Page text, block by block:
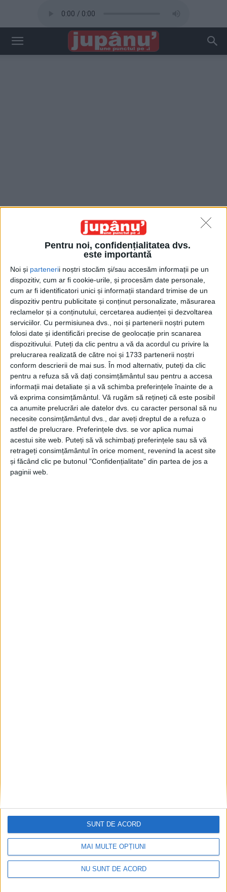
Pentru noi, confidențialitatea dvs.
este importantă
Noi și partenerii noștri stocăm și/sau accesăm informații pe un
dispozitiv, cum ar fi cookie-urile, și procesăm date personale,
cum ar fi identificatori unici și informații standard trimise de un
dispozitiv pentru publicitate și conținut personalizate, măsurarea
reclamelor și a conținutului, cercetarea audienței și dezvoltarea
serviciilor. Cu permisiunea dvs., noi și partenerii noștri putem
folosi date și identificări precise de geolocație prin scanarea
dispozitivului. Puteți da clic pentru a vă da acordul cu privire la
prelucrarea realizată de către noi și 1733 partenerii noștri
conform descrierii de mai sus. În mod alternativ, puteți da clic
pentru a refuza să vă dați consimțământul sau pentru a accesa
informații mai detaliate și a vă schimba preferințele înainte de a
vă exprima consimțământul. Vă rugăm să rețineți că este posibil
ca anumite prelucrări ale datelor dvs. cu caracter personal să nu
necesite consimțământul dvs., dar aveți dreptul de a refuza o
astfel de prelucrare. Preferințele dvs. se vor aplica numai
acestui site web. Puteți să vă schimbați preferințele sau să vă
retrageți consimțământul în orice moment, revenind la acest site
și făcând clic pe butonul "Confidențialitate" din partea de jos a
paginii web.
MAI MULTE OPȚIUNI
NU SUNT DE ACORD
SUNT DE ACORD
Acasă Etichete Prieteni
Etichetă: prieteni
Domnilor ziariști,
Doru Popovici - 22 august 2021